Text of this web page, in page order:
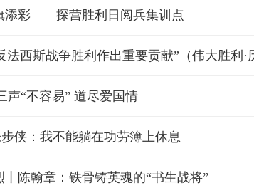
添彩——探营胜利日阅兵集训点
法西斯战争胜利作出重要贡献”（伟大胜利·
声“不容易” 道尽爱国情
侠：我不能躺在功劳簿上休息
陈翰章：铁骨铸英魂的“书生战将”